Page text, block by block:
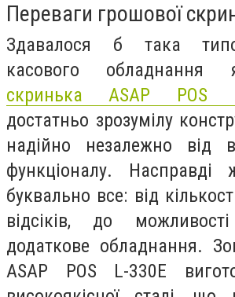
Переваги грошової
Здавалося б така
касового
скринька ASAP POS
достатньо зрозумілу
надійно незалежно від
функціоналу.
буквально все: від
відсіків, до
додаткове обладнання.
ASAP POS L-330E